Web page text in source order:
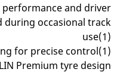
and driver
during occasional track
use(1)
for precise control(1)
Premium tyre design